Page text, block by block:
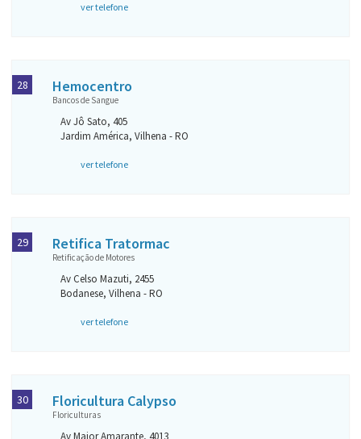
ver telefone
Hemocentro
Bancos de Sangue
Av Jô Sato, 405
Jardim América, Vilhena - RO
ver telefone
28
Retifica Tratormac
Retificação de Motores
Av Celso Mazuti, 2455
Bodanese, Vilhena - RO
ver telefone
29
Floricultura Calypso
Floriculturas
Av Major Amarante, 4013
30